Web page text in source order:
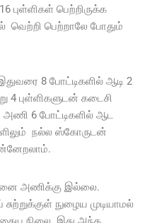
பெற்றிருக்க
வெற்றி பெற்றாலே போதும்
8 போட்டிகளில் ஆடி 2
4 புள்ளிகளுடன் கடைசி
6 போட்டிகளில் ஆட
நல்ல ஸ்கோருடன்
அணிக்கு இல்லை.
நுழைய முடியாமல்